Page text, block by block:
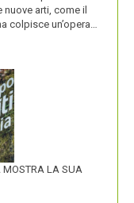
arti, come il
colpisce un’opera…
MOSTRA LA SUA